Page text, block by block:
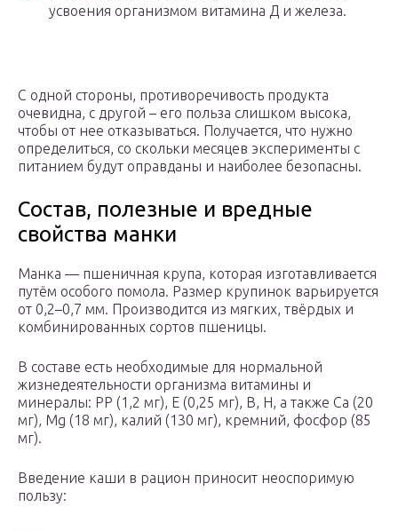
усвоения организмом витамина Д и железа.
С одной стороны, противоречивость продукта
очевидна, с другой – его польза слишком высока,
чтобы от нее отказываться. Получается, что нужно
определиться, со скольки месяцев эксперименты с
питанием будут оправданы и наиболее безопасны.
Состав, полезные и вредные
свойства манки
Манка — пшеничная крупа, которая изготавливается
путём особого помола. Размер крупинок варьируется
от 0,2–0,7 мм. Производится из мягких, твёрдых и
комбинированных сортов пшеницы.
В составе есть необходимые для нормальной
жизнедеятельности организма витамины и
минералы: РР (1,2 мг), Е (0,25 мг), В, Н, а также Ca (20
мг), Mg (18 мг), калий (130 мг), кремний, фосфор (85
мг).
Введение каши в рацион приносит неоспоримую
пользу: